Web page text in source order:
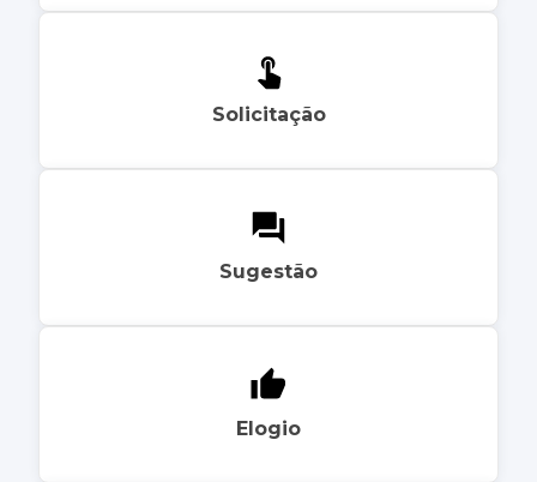
Solicitação
Sugestão
Elogio